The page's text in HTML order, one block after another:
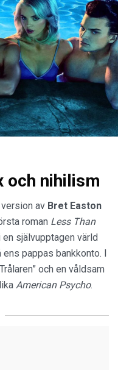
och nihilism
av Bret Easton
roman Less Than
självupptagen värld
pappas bankkonto. I
och en våldsam
American Psycho.